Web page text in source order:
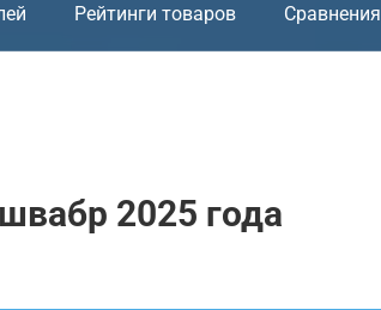
Рейтинги товаров Сравнения
2025 года